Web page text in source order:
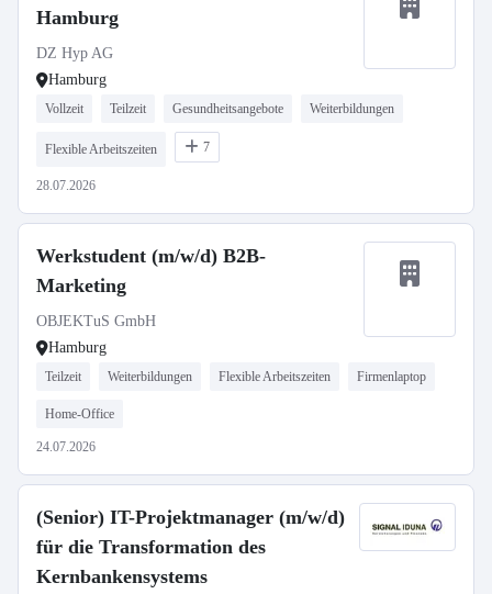
Hamburg
DZ Hyp AG
Hamburg
Vollzeit Teilzeit Gesundheitsangebote Weiterbildungen
Flexible Arbeitszeiten 7
28.07.2026
Werkstudent (m/w/d) B2B-
Marketing
OBJEKTuS GmbH
Hamburg
Teilzeit Weiterbildungen Flexible Arbeitszeiten Firmenlaptop
Home-Office
24.07.2026
(Senior) IT-Projektmanager (m/w/d)
für die Transformation des
Kernbankensystems